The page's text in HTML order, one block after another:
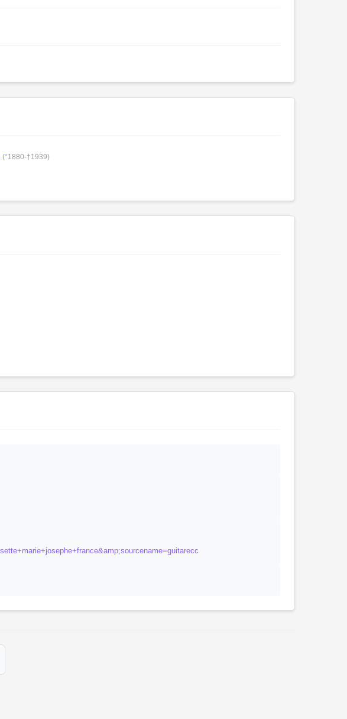
(°1880-†1939)